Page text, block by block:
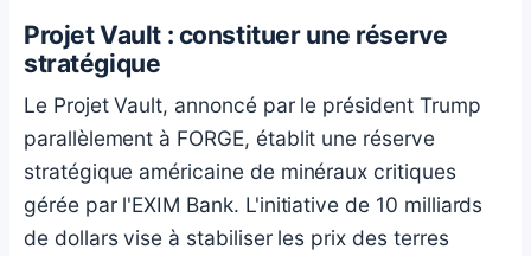
Projet Vault : constituer une réserve
stratégique
Le Projet Vault, annoncé par le président Trump
parallèlement à FORGE, établit une réserve
stratégique américaine de minéraux critiques
gérée par l'EXIM Bank. L'initiative de 10 milliards
de dollars vise à stabiliser les prix des terres